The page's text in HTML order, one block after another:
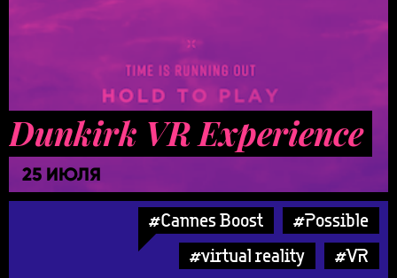
Dunkirk VR Experience
25 ИЮЛЯ
#Cannes Boost
#Possible
#virtual reality
#VR